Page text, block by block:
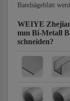
Bandsägeblatt
WEIYE
mm Bi-Metall
schneiden?